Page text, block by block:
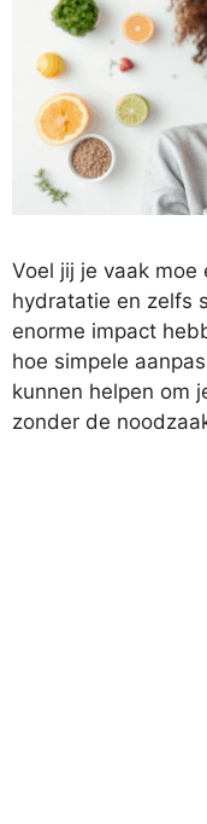
Voel jij je vaak moe
hydratatie en zelfs
enorme impact
hoe simpele
kunnen helpen om
zonder de